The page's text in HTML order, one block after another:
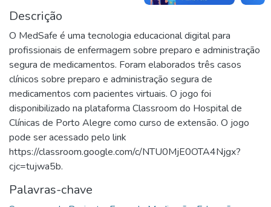
Descrição
O MedSafe é uma tecnologia educacional digital para
profissionais de enfermagem sobre preparo e administração
segura de medicamentos. Foram elaborados três casos
clínicos sobre preparo e administração segura de
medicamentos com pacientes virtuais. O jogo foi
disponibilizado na plataforma Classroom do Hospital de
Clínicas de Porto Alegre como curso de extensão. O jogo
pode ser acessado pelo link
https://classroom.google.com/c/NTU0MjE0OTA4Njgx?
cjc=tujwa5b.
Palavras-chave